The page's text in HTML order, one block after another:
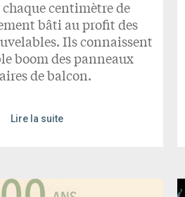
centimètre de
bâti au profit des
Ils connaissent
boom des panneaux
de balcon.
Lire la suite